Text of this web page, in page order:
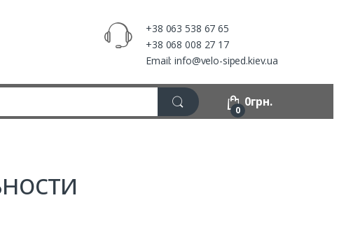
+38 063 538 67 65
+38 068 008 27 17
Email: info@velo-siped.kiev.ua
0
0грн.